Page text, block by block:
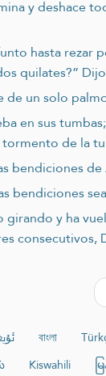
y deshace
hasta rezar
quilates?”
un solo
en sus
de la
bendiciones
bendiciones
y ha
বাংলা
Kiswahili မ